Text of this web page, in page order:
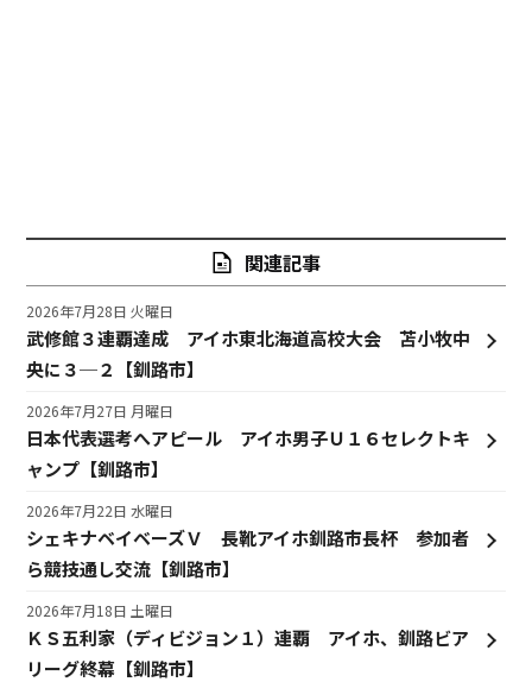
関連記事
武修館３連覇達成 アイホ東北海道高校大会 苫小牧中
央に３─２【釧路市】
2026年7月28日 火曜日
日本代表選考へアピール アイホ男子Ｕ１６セレクトキ
ャンプ【釧路市】
2026年7月27日 月曜日
シェキナベイベーズＶ 長靴アイホ釧路市長杯 参加者
ら競技通し交流【釧路市】
2026年7月22日 水曜日
ＫＳ五利家（ディビジョン１）連覇 アイホ、釧路ビア
リーグ終幕【釧路市】
2026年7月18日 土曜日